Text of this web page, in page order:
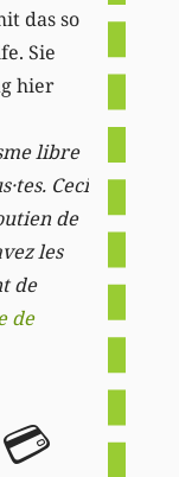
das so
Sie
hier
libre
Ceci
de
les
de
de
💳